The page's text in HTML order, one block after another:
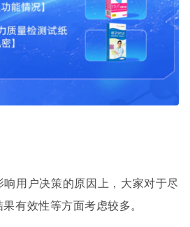
用户决策的原因上，大家对于尽
有效性等方面考虑较多。